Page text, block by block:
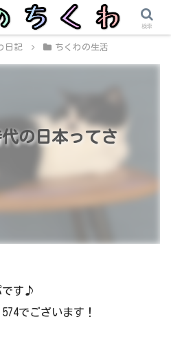
日記 ちくわの生活
の日本ってさ
です♪
でございます！
検索